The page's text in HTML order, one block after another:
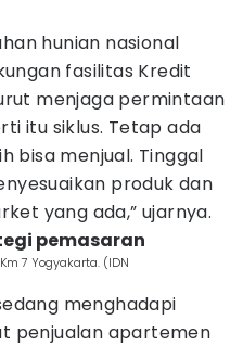
hunian nasional
fasilitas Kredit
menjaga permintaan
itu siklus. Tetap ada
bisa menjual. Tinggal
produk dan
yang ada,” ujarnya.
pemasaran
7 Yogyakarta. (IDN
menghadapi
penjualan apartemen